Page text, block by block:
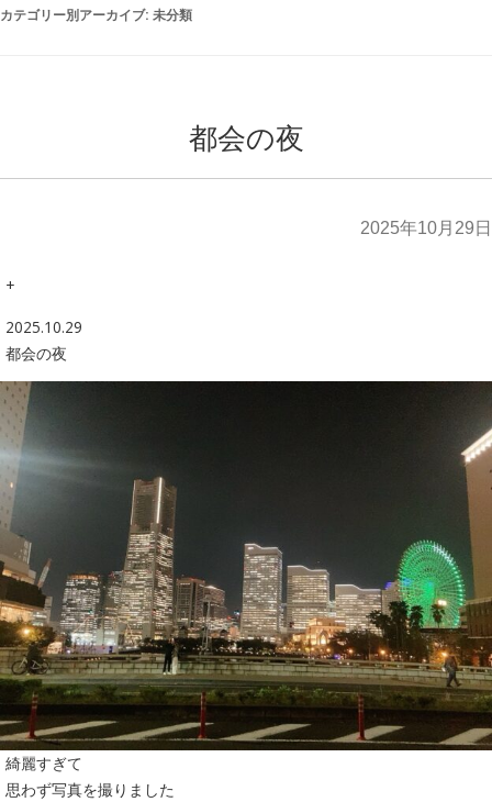
カテゴリー別アーカイブ: 未分類
都会の夜
2025年10月29日
+
2025.10.29
都会の夜
綺麗すぎて
思わず写真を撮りました